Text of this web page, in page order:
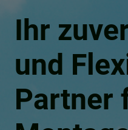
Ihr
und
Partner